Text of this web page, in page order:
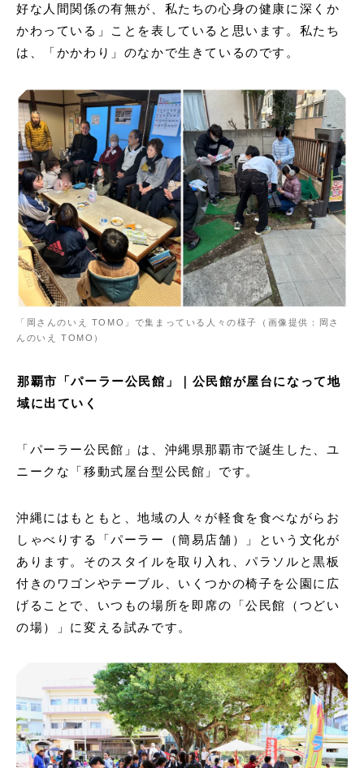
好な人間関係の有無が、私たちの心身の健康に深くか
かわっている」ことを表していると思います。私たち
は、「かかわり」のなかで生きているのです。
「岡さんのいえ TOMO」で集まっている人々の様子（画像提供：岡さ
んのいえ TOMO）
那覇市「パーラー公民館」｜公民館が屋台になって地
域に出ていく
「パーラー公民館」は、沖縄県那覇市で誕生した、ユ
ニークな「移動式屋台型公民館」です。
沖縄にはもともと、地域の人々が軽食を食べながらお
しゃべりする「パーラー（簡易店舗）」という文化が
あります。そのスタイルを取り入れ、パラソルと黒板
付きのワゴンやテーブル、いくつかの椅子を公園に広
げることで、いつもの場所を即席の「公民館（つどい
の場）」に変える試みです。